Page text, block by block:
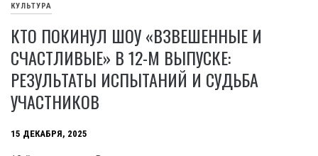
КУЛЬТУРА
КТО ПОКИНУЛ ШОУ «ВЗВЕШЕННЫЕ И
СЧАСТЛИВЫЕ» В 12-М ВЫПУСКЕ:
РЕЗУЛЬТАТЫ ИСПЫТАНИЙ И СУДЬБА
УЧАСТНИКОВ
15 ДЕКАБРЯ, 2025